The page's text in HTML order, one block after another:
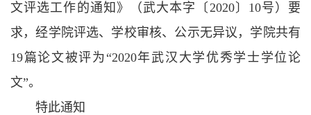
文评选工作的通知》（武大本字〔2020〕10号）要
求，经学院评选、学校审核、公示无异议，学院共有
19篇论文被评为“2020年武汉大学优秀学士学位论
文”。
特此通知